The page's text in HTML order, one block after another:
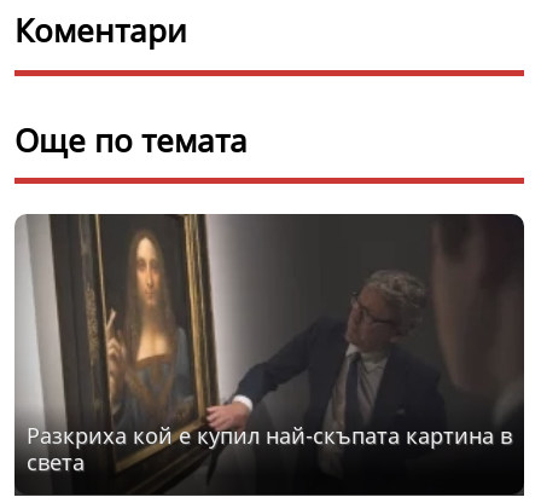
Коментари
Още по темата
Разкриха кой е купил най-скъпата картина в
света